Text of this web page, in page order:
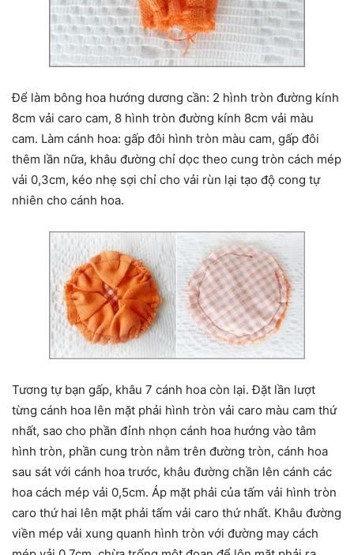
Để làm bông hoa hướng dương cần: 2 hình tròn đường kính
8cm vải caro cam, 8 hình tròn đường kính 8cm vải màu
cam. Làm cánh hoa: gấp đôi hình tròn màu cam, gấp đôi
thêm lần nữa, khâu đường chỉ dọc theo cung tròn cách mép
vải 0,3cm, kéo nhẹ sợi chỉ cho vải rùn lại tạo độ cong tự
nhiên cho cánh hoa.
Tương tự bạn gấp, khâu 7 cánh hoa còn lại. Đặt lần lượt
từng cánh hoa lên mặt phải hình tròn vải caro màu cam thứ
nhất, sao cho phần đỉnh nhọn cánh hoa hướng vào tâm
hình tròn, phần cung tròn nằm trên đường tròn, cánh hoa
sau sát với cánh hoa trước, khâu đường chần lên cánh các
hoa cách mép vải 0,5cm. Áp mặt phải của tấm vải hình tròn
caro thứ hai lên mặt phải tấm vải caro thứ nhất. Khâu đường
viền mép vải xung quanh hình tròn với đường may cách